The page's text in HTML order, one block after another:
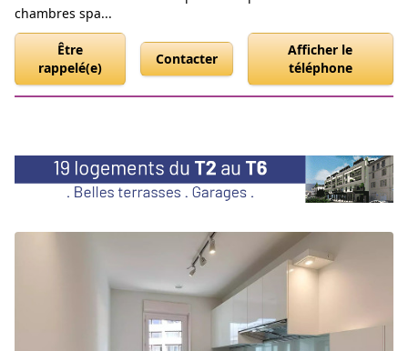
chambres spa...
Être
rappelé(e)
Contacter
Afficher le
téléphone